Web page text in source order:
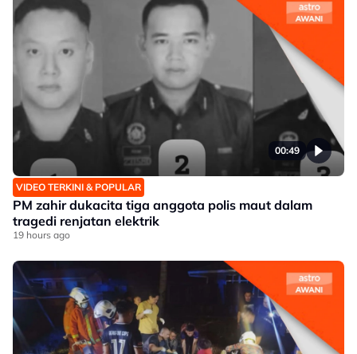
00:49
VIDEO TERKINI & POPULAR
PM zahir dukacita tiga anggota polis maut dalam
tragedi renjatan elektrik
19 hours ago